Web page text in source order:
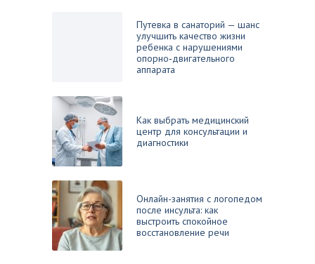
Путевка в санаторий — шанс
улучшить качество жизни
ребенка с нарушениями
опорно‑двигательного
аппарата
Как выбрать медицинский
центр для консультации и
диагностики
Онлайн-занятия с логопедом
после инсульта: как
выстроить спокойное
восстановление речи